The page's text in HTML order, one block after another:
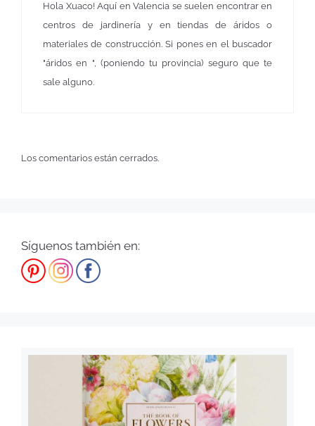
Hola Xuaco! Aquí en Valencia se suelen encontrar en
centros de jardinería y en tiendas de áridos o
materiales de construcción. Si pones en el buscador
"áridos en ", (poniendo tu provincia) seguro que te
sale alguno.
Los comentarios están cerrados.
Síguenos también en: